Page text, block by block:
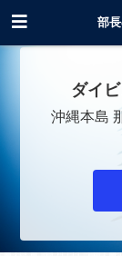
沖
ダイ
沖縄本島
部